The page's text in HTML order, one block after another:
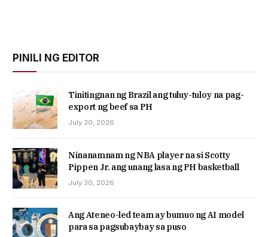
PINILI NG EDITOR
Tinitingnan ng Brazil ang tuluy-tuloy na pag-
export ng beef sa PH
July 30, 2026
Ninanamnam ng NBA player na si Scotty
Pippen Jr. ang unang lasa ng PH basketball
July 30, 2026
Ang Ateneo-led team ay bumuo ng AI model
para sa pagsubaybay sa puso